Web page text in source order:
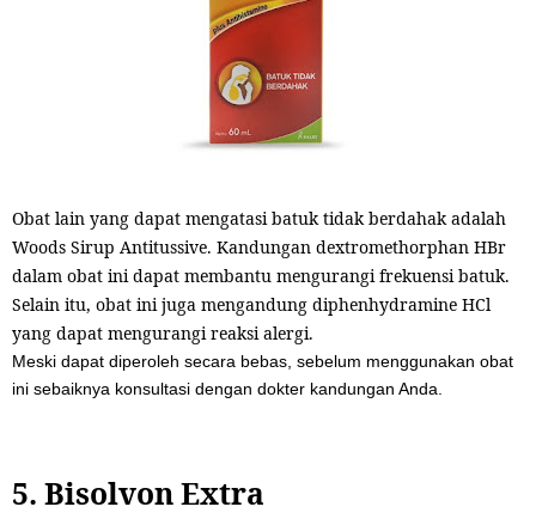
Obat lain yang dapat mengatasi batuk tidak berdahak adalah
Woods Sirup Antitussive. Kandungan dextromethorphan HBr
dalam obat ini dapat membantu mengurangi frekuensi batuk.
Selain itu, obat ini juga mengandung diphenhydramine HCl
yang dapat mengurangi reaksi alergi.
Meski dapat diperoleh secara bebas, sebelum menggunakan obat
ini sebaiknya konsultasi dengan dokter kandungan Anda.
5. Bisolvon Extra